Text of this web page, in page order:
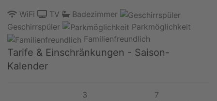
WiFi TV
Badezimmer
Geschirrspüler
Parkmöglichkeit
Familienfreundlich
Tarife & Einschränkungen - Saison-
Kalender
3
7